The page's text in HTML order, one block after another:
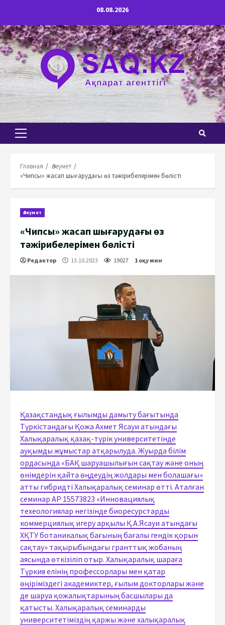
содержимому
08.08.2026
Основное
Главная
Әлеумет
«Чипсы» жасап шығарудағы өз тәжірибелерімен бөлісті
Әлеумет
«Чипсы» жасап шығарудағы өз
тәжірибелерімен бөлісті
Редактор 13.10.2023 19027 1 оқу мин
Қазақстандық ғылымды дамыту бағытында
Түркістандағы Қожа Ахмет Ясауи атындағы
Халықаралық қазақ-түрік университетінде
ауқымды жұмыстар атқарылуда. Жуырда білім
ордасында «БАҚ шаруашылығын сақтау және оның
өнімдерін қайта өңдеудің жолдары мен болашағы»
атты гибридті Халықаралық семинар өтті. Аталған
семинар АР 15573823 «Инновациялық
техеологиялар негізінде биоресурстарды
коммерциялық игеру арқылы Қ.А.Ясауи атындағы
ХҚТУ ботаникалық бағының бағалы гендік қорын
сақтау» тақырыбындағы гранттық жобаның
аясында өткізіліп отыр. Халықаралық шараға
Түркия елінің профессорлары мен қатар
өңіріміздегі академиктер, ғылым докторлары және
де шаруа қожалықтарының басшылары да
қатысты. Халықаралық семинарды
университетіміздің қаржы және халықаралық